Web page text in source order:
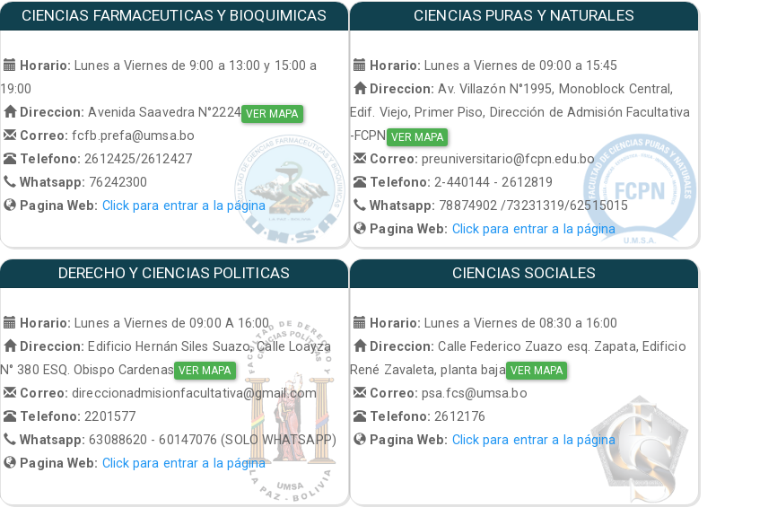
CIENCIAS FARMACEUTICAS Y BIOQUIMICAS
Horario: Lunes a Viernes de 9:00 a 13:00 y 15:00 a
19:00
Direccion: Avenida Saavedra N°2224 VER MAPA
Correo:fcfb.prefa@umsa.bo
Telefono:2612425/2612427
Whatsapp: 76242300
Pagina Web: Click para entrar a la página
CIENCIAS PURAS Y NATURALES
Horario: Lunes a Viernes de 09:00 a 15:45
Direccion: Av. Villazón N°1995, Monoblock Central,
Edif. Viejo, Primer Piso, Dirección de Admisión Facultativa
-FCPN VER MAPA
Correo:preuniversitario@fcpn.edu.bo
Telefono:2-440144 - 2612819
Whatsapp: 78874902 /73231319/62515015
Pagina Web: Click para entrar a la página
DERECHO Y CIENCIAS POLITICAS
Horario:
Lunes a Viernes de 09:00 A 16:00
Direccion: Edificio Hernán Siles Suazo, Calle Loayza
N° 380 ESQ. Obispo Cardenas VER MAPA
Correo:direccionadmisionfacultativa@gmail.com
Telefono: 2201577
Whatsapp:63088620 - 60147076 (SOLO WHATSAPP)
Pagina Web: Click para entrar a la página
CIENCIAS SOCIALES
Horario:
Lunes a Viernes de 08:30 a 16:00
Direccion: Calle Federico Zuazo esq. Zapata, Edificio
René Zavaleta, planta baja VER MAPA
Correo:psa.fcs@umsa.bo
Telefono: 2612176
Pagina Web: Click para entrar a la página